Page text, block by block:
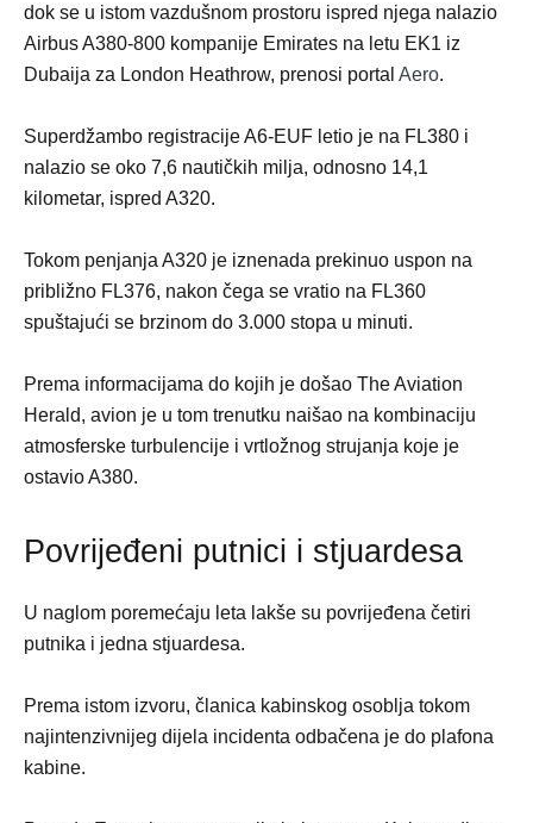
dok se u istom vazdušnom prostoru ispred njega nalazio
Airbus A380-800 kompanije Emirates na letu EK1 iz
Dubaija za London Heathrow, prenosi portal Aero.
Superdžambo registracije A6-EUF letio je na FL380 i
nalazio se oko 7,6 nautičkih milja, odnosno 14,1
kilometar, ispred A320.
Tokom penjanja A320 je iznenada prekinuo uspon na
približno FL376, nakon čega se vratio na FL360
spuštajući se brzinom do 3.000 stopa u minuti.
Prema informacijama do kojih je došao The Aviation
Herald, avion je u tom trenutku naišao na kombinaciju
atmosferske turbulencije i vrtložnog strujanja koje je
ostavio A380.
Povrijeđeni putnici i stjuardesa
U naglom poremećaju leta lakše su povrijeđena četiri
putnika i jedna stjuardesa.
Prema istom izvoru, članica kabinskog osoblja tokom
najintenzivnijeg dijela incidenta odbačena je do plafona
kabine.